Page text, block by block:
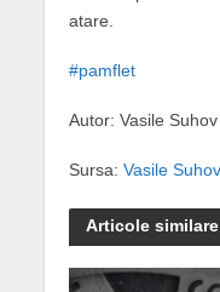
atare.
#pamflet
Autor: Vasile Suhov
Sursa: Vasile
Articole similare